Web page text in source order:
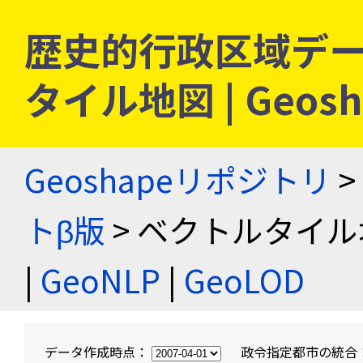
歴史的行政区域デ
タイル地図 |
Geoshapeリポジトリ >
トβ版 > ベクトルタイ
| GeoNLP | GeoLOD
データ作成時点： 政令指定都市の統